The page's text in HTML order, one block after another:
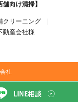
向け清掃】
クリーニング
動産会社様
社